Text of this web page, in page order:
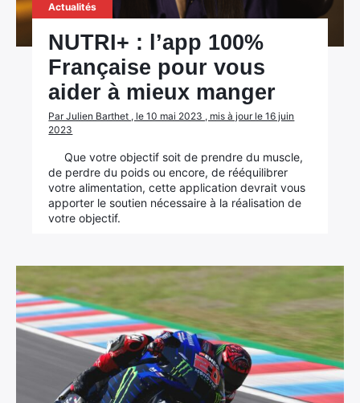
Actualités
NUTRI+ : l’app 100%
Française pour vous
aider à mieux manger
Par Julien Barthet , le 10 mai 2023 , mis à jour le 16 juin
2023
Que votre objectif soit de prendre du muscle,
de perdre du poids ou encore, de rééquilibrer
votre alimentation, cette application devrait vous
apporter le soutien nécessaire à la réalisation de
votre objectif.